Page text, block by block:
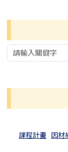
課程計畫 因材